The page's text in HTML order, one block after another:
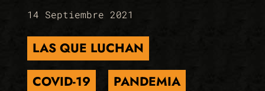
14 Septiembre 2021
LAS QUE LUCHAN
COVID-19
PANDEMIA